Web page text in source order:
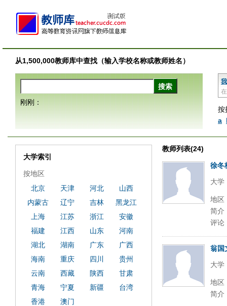
从1,500,000教师库中查找（输入学校名称或教师姓名）
按
a
刚刚：
教师列表(24)
徐冬
大学
地区
简介
评论
翁国
大学
地区
简介
大学索引
按地区
北京
天津 河北
山西
内蒙古
辽宁 吉林
黑龙江
上海
江苏 浙江
安徽
福建
江西 山东
河南
湖北
湖南 广东
广西
海南
重庆 四川
贵州
云南
西藏 陕西
甘肃
青海
宁夏 新疆
台湾
香港
澳门